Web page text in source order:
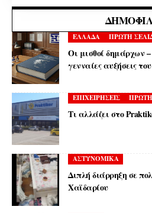
ΕΛΛΑΔΑ ΠΡΩΤΗ
Οι μισθοί δημάρχων
γενναίες αυξήσεις
ΕΠΙΧΕΙΡΗΣΕΙΣ
Τι αλλάζει στο
ΑΣΤΥΝΟΜΙΚΑ
Διπλή διάρρηξη σε
Χαϊδαρίου